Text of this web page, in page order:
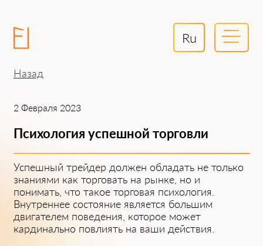
Ru
Назад
2 Февраля 2023
Психология успешной торговли
Успешный трейдер должен обладать не только
знаниями как торговать на рынке, но и
понимать, что такое торговая психология.
Внутреннее состояние является большим
двигателем поведения, которое может
кардинально повлиять на ваши действия.